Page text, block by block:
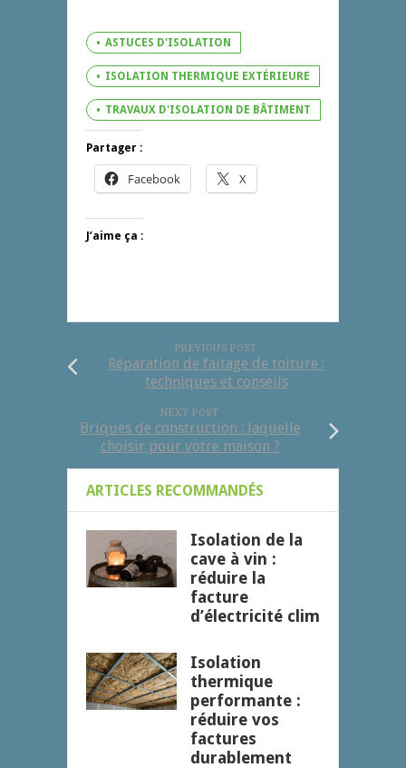
ASTUCES D'ISOLATION
ISOLATION THERMIQUE EXTÉRIEURE
TRAVAUX D'ISOLATION DE BÂTIMENT
Partager :
Facebook X
J’aime ça :
PREVIOUS POST
Réparation de faitage de toiture :
techniques et conseils
NEXT POST
Briques de construction : laquelle
choisir pour votre maison ?
ARTICLES RECOMMANDÉS
Isolation de la
cave à vin :
réduire la
facture
d’électricité clim
Isolation
thermique
performante :
réduire vos
factures
durablement